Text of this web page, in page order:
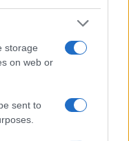
storage
on web or
sent to
art directori
de
hangszerelést. Sőt a
is